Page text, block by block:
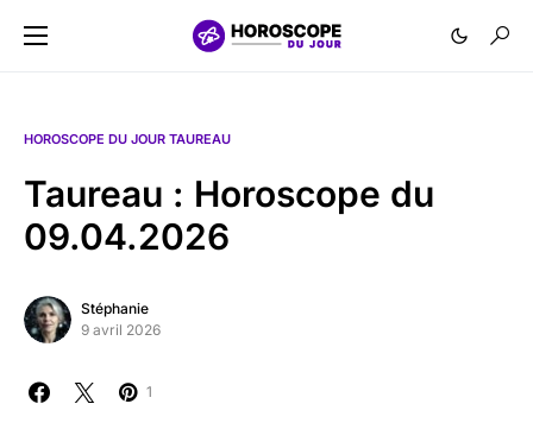
HOROSCOPE DU JOUR TAUREAU
Taureau : Horoscope du
09.04.2026
Stéphanie
9 avril 2026
1